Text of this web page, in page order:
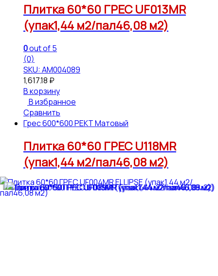
Плитка 60*60 ГРЕС UF013MR
(упак1,44 м2/пал46,08 м2)
0out of 5
(0)
SKU: АМ004089
1,617.18 ₽
В корзину
В избранное
Сравнить
Грес 600*600 РЕКТ Матовый
Плитка 60*60 ГРЕС U118MR
(упак1,44 м2/пал46,08 м2)